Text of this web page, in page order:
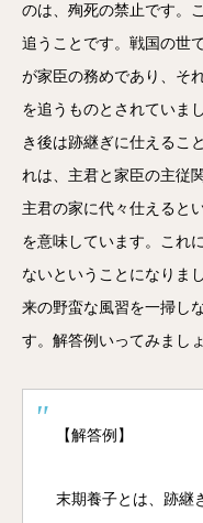
のは、殉死の禁止です。
追うことです。戦国の世
が家臣の務めであり、そ
を追うものとされていま
き後は跡継ぎに仕えるこ
れは、主君と家臣の主従
主君の家に代々仕えると
を意味しています。これ
ないということになりま
来の野蛮な風習を一掃し
す。解答例いってみましょ
【解答例】
末期養子とは、跡継